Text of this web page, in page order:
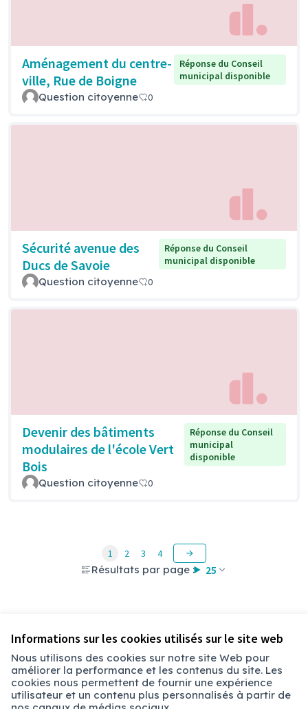
Informations sur les cookies utilisés sur le site web
Nous utilisons des cookies sur notre site Web pour
améliorer la performance et les contenus du site. Les
cookies nous permettent de fournir une expérience
utilisateur et un contenu plus personnalisés à partir de
Aménagement du centre-
ville, Rue de Boigne
Réponse du Conseil
municipal disponible
Question citoyenne 0
Sécurité avenue des
Ducs de Savoie
Réponse du Conseil
municipal disponible
Question citoyenne 0
Devenir des bâtiments
modulaires de l'école Vert
Bois
Réponse du Conseil
municipal
disponible
Question citoyenne 0
Résultats par page : 25
1 2 3 4
Conditions d'utilisation
Paramètres des cookies
Chambéry sur X
Chambéry sur Facebook
Chambéry sur Instagram